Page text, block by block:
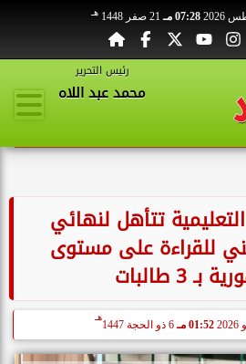
07:28 مـ 21 صفر 1448 هـ
رئيس التحرير
محمد عبد اللاه
تتأهل لنهائي
للقراءة على مستوى
3 طالبات
01:52 مـ 6 ذو الحجة 1447
هـ